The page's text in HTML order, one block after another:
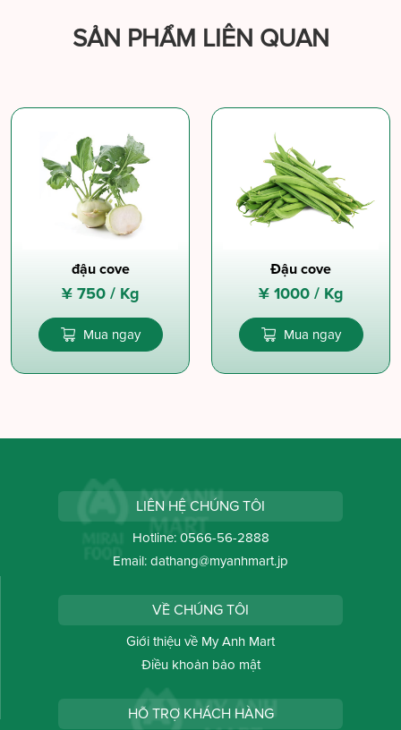
SẢN PHẨM LIÊN QUAN
đậu cove
¥ 750 / Kg
Mua ngay
Đậu cove
¥ 1000 / Kg
Mua ngay
LIÊN HỆ CHÚNG TÔI
Hotline: 0566-56-2888
Email: dathang@myanhmart.jp
VỀ CHÚNG TÔI
Giới thiệu về My Anh Mart
Điều khoản bảo mật
HỖ TRỢ KHÁCH HÀNG